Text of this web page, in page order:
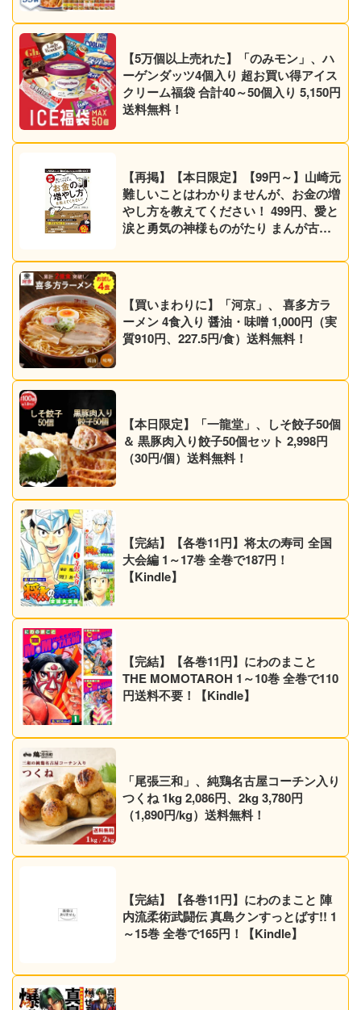
【5万個以上売れた】「のみモン」、ハ
ーゲンダッツ4個入り 超お買い得アイス
クリーム福袋 合計40～50個入り 5,150円
送料無料！
【再掲】【本日限定】【99円～】山崎元
難しいことはわかりませんが、お金の増
やし方を教えてください！ 499円、愛と
涙と勇気の神様ものがたり まんが古事
【買いまわりに】「河京」、 喜多方ラ
ーメン 4食入り 醤油・味噌 1,000円（実
質910円、227.5円/食）送料無料！
【本日限定】「一龍堂」、しそ餃子50個
＆ 黒豚肉入り餃子50個セット 2,998円
（30円/個）送料無料！
【完結】【各巻11円】将太の寿司 全国
大会編 1～17巻 全巻で187円！
【Kindle】
【完結】【各巻11円】にわのまこと
THE MOMOTAROH 1～10巻 全巻で110
円送料不要！【Kindle】
「尾張三和」、純鶏名古屋コーチン入り
つくね 1kg 2,086円、2kg 3,780円
（1,890円/kg）送料無料！
【完結】【各巻11円】にわのまこと 陣
内流柔術武闘伝 真島クンすっとばす!! 1
～15巻 全巻で165円！【Kindle】